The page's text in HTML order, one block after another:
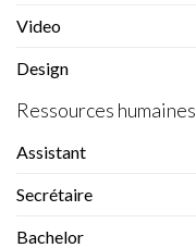
Video
Design
Ressources humaines
Assistant
Secrétaire
Bachelor